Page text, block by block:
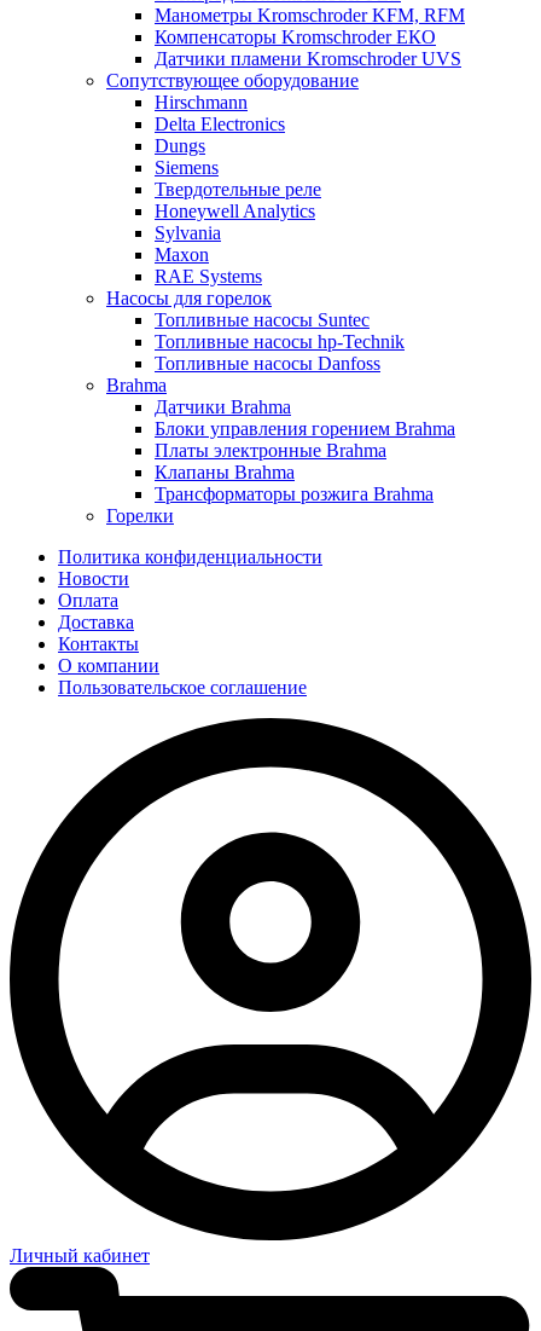
Манометры Kromschroder KFM, RFM
Компенсаторы Kromschroder ЕКО
Датчики пламени Kromschroder UVS
Сопутствующее оборудование
Hirschmann
Delta Electronics
Dungs
Siemens
Твердотельные реле
Honeywell Analytics
Sylvania
Maxon
RAE Systems
Насосы для горелок
Топливные насосы Suntec
Топливные насосы hp-Technik
Топливные насосы Danfoss
Brahma
Датчики Brahma
Блоки управления горением Brahma
Платы электронные Brahma
Клапаны Brahma
Трансформаторы розжига Brahma
Горелки
Политика конфиденциальности
Новости
Оплата
Доставка
Контакты
О компании
Пользовательское соглашение
Личный кабинет